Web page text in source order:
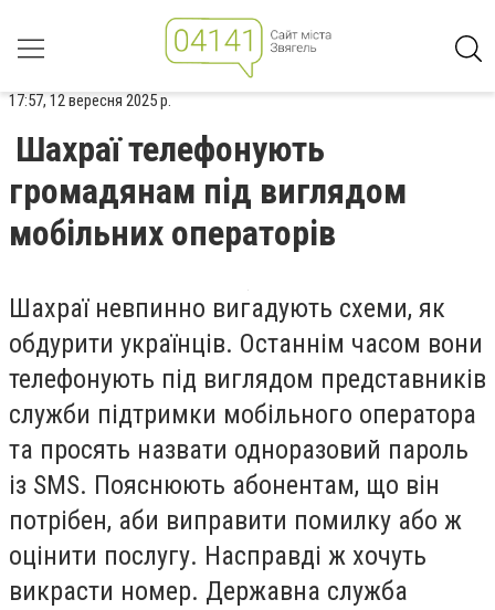
17:57, 12 вересня 2025 р.
Шахраї телефонують
громадянам під виглядом
мобільних операторів
Шахраї невпинно вигадують схеми, як
обдурити українців. Останнім часом вони
телефонують під виглядом представників
служби підтримки мобільного оператора
та просять назвати одноразовий пароль
із SMS. Пояснюють абонентам, що він
потрібен, аби виправити помилку або ж
оцінити послугу. Насправді ж хочуть
викрасти номер. Державна служба